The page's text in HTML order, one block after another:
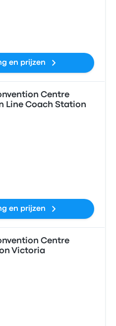
en prijzen
Centre
Line Coach Station
en prijzen
Centre
Victoria